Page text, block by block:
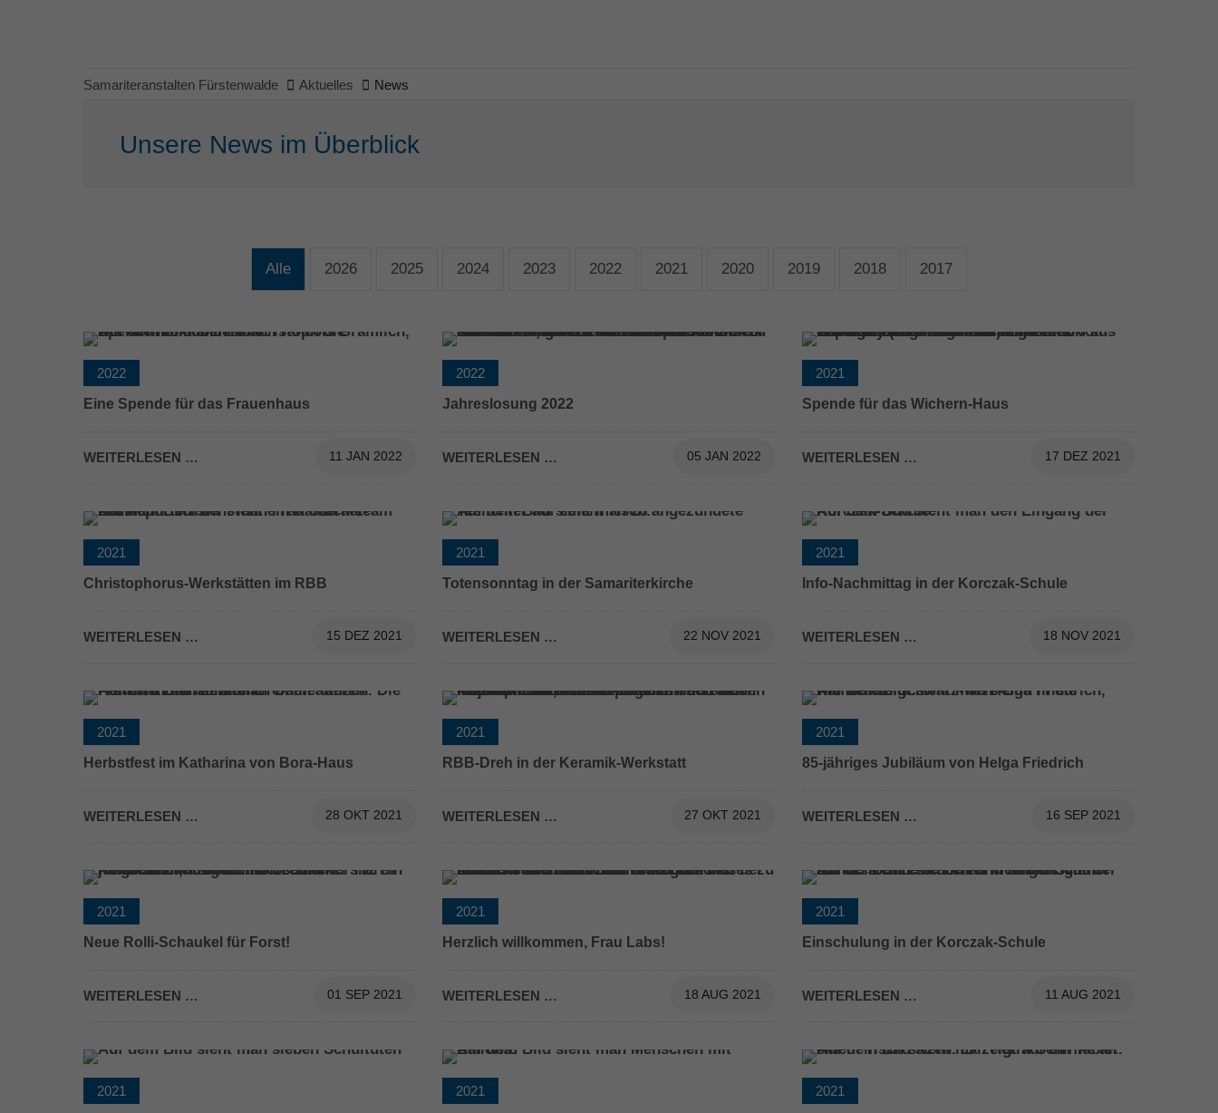
Samariteranstalten Fürstenwalde Aktuelles News
Unsere News im Überblick
Alle 2026 2025 2024 2023 2022 2021 2020 2019 2018 2017
2022
Eine Spende für das Frauenhaus
WEITERLESEN … 11 JAN 2022
2022
Jahreslosung 2022
WEITERLESEN … 05 JAN 2022
2021
Spende für das Wichern-Haus
WEITERLESEN … 17 DEZ 2021
2021
Christophorus-Werkstätten im RBB
WEITERLESEN … 15 DEZ 2021
2021
Totensonntag in der Samariterkirche
WEITERLESEN … 22 NOV 2021
2021
Info-Nachmittag in der Korczak-Schule
WEITERLESEN … 18 NOV 2021
2021
Herbstfest im Katharina von Bora-Haus
WEITERLESEN … 28 OKT 2021
2021
RBB-Dreh in der Keramik-Werkstatt
WEITERLESEN … 27 OKT 2021
2021
85-jähriges Jubiläum von Helga Friedrich
WEITERLESEN … 16 SEP 2021
2021
Neue Rolli-Schaukel für Forst!
WEITERLESEN … 01 SEP 2021
2021
Herzlich willkommen, Frau Labs!
WEITERLESEN … 18 AUG 2021
2021
Einschulung in der Korczak-Schule
WEITERLESEN … 11 AUG 2021
2021
2021
2021